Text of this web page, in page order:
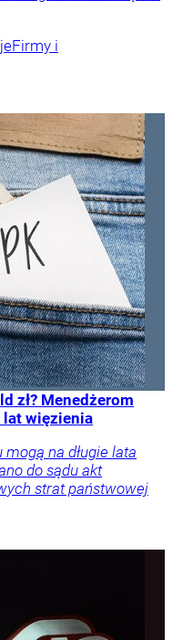
Firmy i
zł? Menedżerom
lat więzienia
na długie lata
do sądu akt
strat państwowej